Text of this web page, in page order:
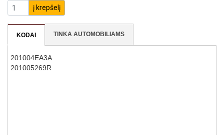
į krepšelį
KODAI TINKA AUTOMOBILIAMS
201004EA3A
201005269R